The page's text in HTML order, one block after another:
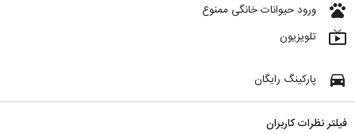
pets ورود حیوانات خانگی ممنوع
live_tv تلویزیون
directions_car پارکینگ رایگان
فیلتر نظرات کاربران